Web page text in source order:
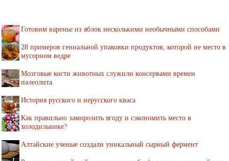
Готовим варенье из яблок несколькими необычными способами
28 примеров гениальной упаковки продуктов, которой не место в
мусорном ведре
Мозговые кости животных служили консервами времен
палеолита
История русского и нерусского кваса
Как правильно заморозить ягоду и сэкономить место в
холодильнике?
Алтайские ученые создали уникальный сырный фермент